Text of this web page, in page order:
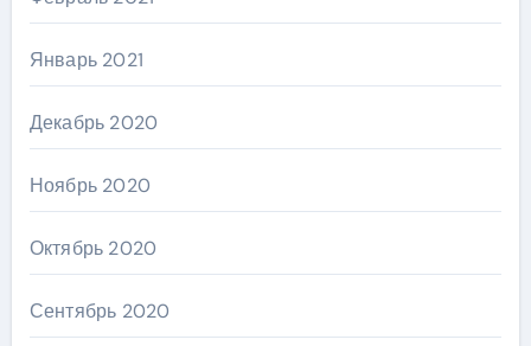
Январь 2021
Декабрь 2020
Ноябрь 2020
Октябрь 2020
Сентябрь 2020